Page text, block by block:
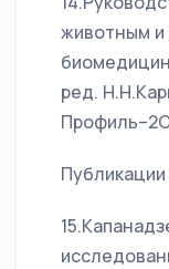
животным и
ред.